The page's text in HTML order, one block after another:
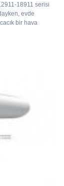
18911 serisi
evde
bir hava